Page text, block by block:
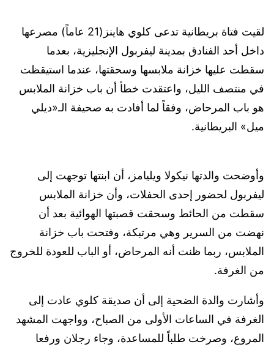
لقيت فتاة بريطانية تدعى كلوي هاينز(21 عاماً) مصرعها
داخل أحد الفنادق بمدينة ليفربول الإنجليزية، بعدما
سقطت عليها خزانة ملابسها وسحقتها، عندما استيقظت
في منتصف الليل، واعتقدت خطأ أن باب خزانة الملابس
هو باب المرحاض، وفقاً لما أفادت به صحيفة الـ«ديلي
ميل» البريطانية.
وأوضحت والدتها نيكولا ويليامز، أن ابنتها توجهت إلى
ليفربول لحضور إحدى الحفلات، وأن خزانة الملابس
سقطت من الحائط وسحقت قصبتها الهوائية بعد أن
نهضت من السرير وهي مرتبكة، وفتحت باب خزانة
الملابس، ربما ظنت أنه المرحاض، أو الباب للعودة للخروج
من الغرفة.
وأشارت والدة الضحية إلى أن صديقة كلوي عادت إلى
الغرفة في الساعات الأولى من الصباح، وواجهت المشهد
المروع، وصرخت طلباً للمساعدة، وجاء رجلان ورفعا